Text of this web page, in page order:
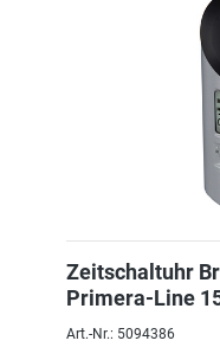
Zeitschaltuhr
Primera-Line
Art.-Nr.: 5094386